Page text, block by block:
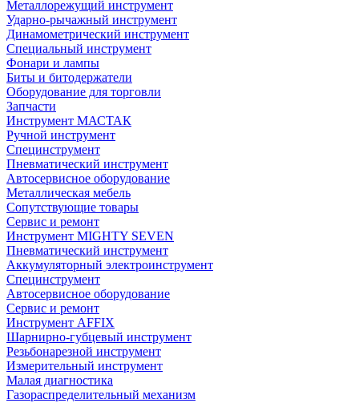
Металлорежущий инструмент
Ударно-рычажный инструмент
Динамометрический инструмент
Специальный инструмент
Фонари и лампы
Биты и битодержатели
Оборудование для торговли
Запчасти
Инструмент МАСТАК
Ручной инструмент
Специнструмент
Пневматический инструмент
Автосервисное оборудование
Металлическая мебель
Сопутствующие товары
Сервис и ремонт
Инструмент MIGHTY SEVEN
Пневматический инструмент
Аккумуляторный электроинструмент
Специнструмент
Автосервисное оборудование
Сервис и ремонт
Инструмент AFFIX
Шарнирно-губцевый инструмент
Резьбонарезной инструмент
Измерительный инструмент
Малая диагностика
Газораспределительный механизм